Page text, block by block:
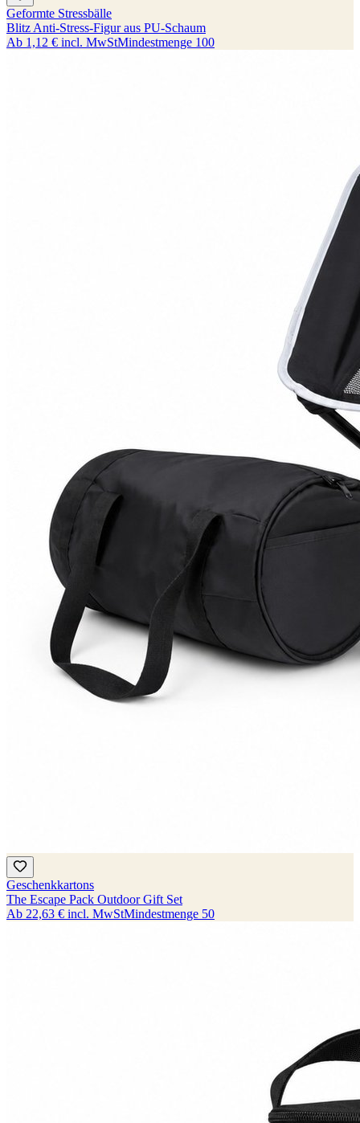
Geformte Stressbälle
Blitz Anti-Stress-Figur aus PU-Schaum
Ab 1,12 € incl. MwStMindestmenge 100
Geschenkkartons
The Escape Pack Outdoor Gift Set
Ab 22,63 € incl. MwStMindestmenge 50